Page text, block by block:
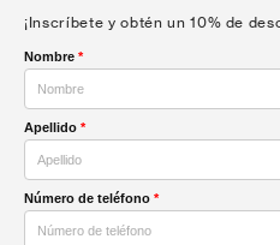
¡Inscríbete y obtén un 10% de
Nombre *
Apellido *
Número de teléfono *